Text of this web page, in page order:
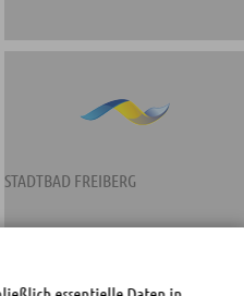
STADTBAD FREIBERG